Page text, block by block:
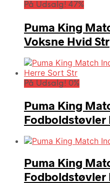
På Udsalg! 47%
Puma King
Voksne Hvid Str
På Udsalg! 0%
Puma King
Fodboldstøvler
Puma King
Fodboldstøvler